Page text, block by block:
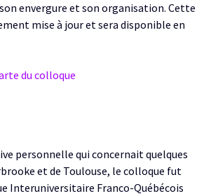
envergure et son organisation. Cette
mise à jour et sera disponible en
du colloque
personnelle qui concernait quelques
et de Toulouse, le colloque fut
Interuniversitaire Franco-Québécois